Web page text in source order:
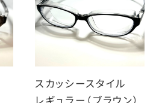
スカッシースタイル
レギュラー（ブラウン）